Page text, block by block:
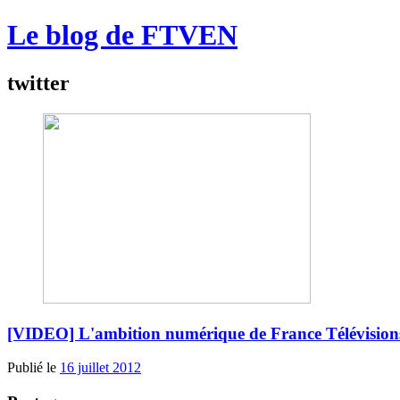
Le blog de FTVEN
twitter
[VIDEO] L'ambition numérique de France
Publié le 16 juillet 2012